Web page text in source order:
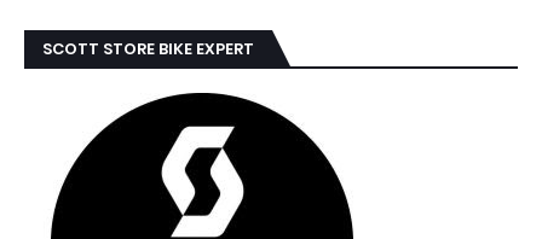
SCOTT STORE BIKE EXPERT